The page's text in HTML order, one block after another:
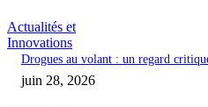
Actualités et
Innovations
Drogues au volant : un regard
juin 28, 2026